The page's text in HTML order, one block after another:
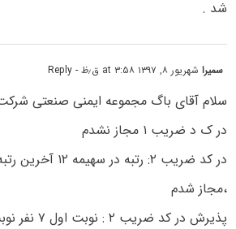
شد .
سمیراشهریور ۸, ۱۳۹۷ at ۳:۵۸ ق٫ظ - Reply
سلام آقای باگ مجموعه ایمنی صنعتی
در ک د ضریب ۱ مجاز نشدم
،مجاز شدم
پذیرش در کد ضریب ۲ : نوبت اول ۷ نفر نوبت دوم ۵